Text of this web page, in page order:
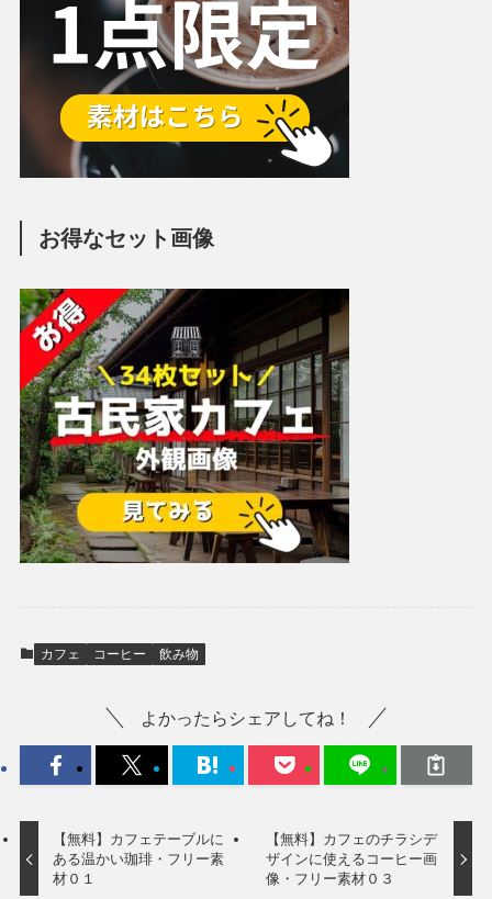
お得なセット画像
カフェ コーヒー 飲み物
よかったらシェアしてね！
【無料】カフェテーブルに
ある温かい珈琲・フリー素
材０１
【無料】カフェのチラシデ
ザインに使えるコーヒー画
像・フリー素材０３